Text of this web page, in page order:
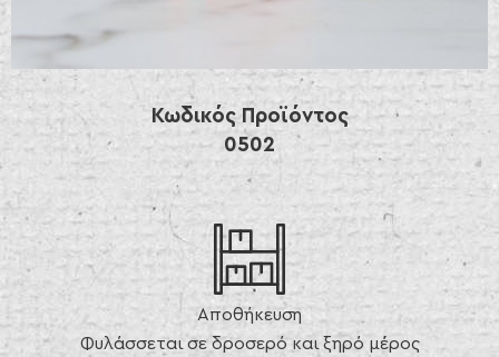
Κωδικός Προϊόντος
0502
Αποθήκευση
Φυλάσσεται σε δροσερό και ξηρό μέρος